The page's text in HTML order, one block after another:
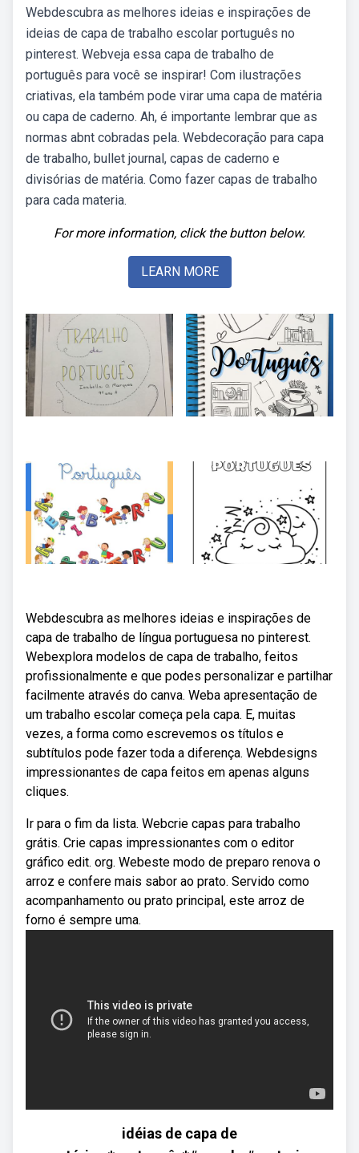
Webdescubra as melhores ideias e inspirações de
ideias de capa de trabalho escolar português no
pinterest. Webveja essa capa de trabalho de
português para você se inspirar! Com ilustrações
criativas, ela também pode virar uma capa de matéria
ou capa de caderno. Ah, é importante lembrar que as
normas abnt cobradas pela. Webdecoração para capa
de trabalho, bullet journal, capas de caderno e
divisórias de matéria. Como fazer capas de trabalho
para cada materia.
For more information, click the button below.
LEARN MORE
Webdescubra as melhores ideias e inspirações de
capa de trabalho de língua portuguesa no pinterest.
Webexplora modelos de capa de trabalho, feitos
profissionalmente e que podes personalizar e partilhar
facilmente através do canva. Weba apresentação de
um trabalho escolar começa pela capa. E, muitas
vezes, a forma como escrevemos os títulos e
subtítulos pode fazer toda a diferença. Webdesigns
impressionantes de capa feitos em apenas alguns
cliques.
Ir para o fim da lista. Webcrie capas para trabalho
grátis. Crie capas impressionantes com o editor
gráfico edit. org. Webeste modo de preparo renova o
arroz e confere mais sabor ao prato. Servido como
acompanhamento ou prato principal, este arroz de
forno é sempre uma.
idéias de capa de